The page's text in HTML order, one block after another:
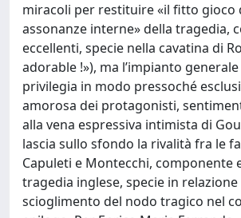
miracoli per restituire «il fitto gioco
assonanze interne» della tragedia,
eccellenti, specie nella cavatina di
adorable !»), ma l’impianto generale
privilegia in modo pressoché
amorosa dei protagonisti,
alla vena espressiva intimista di
lascia sullo sfondo la rivalità fra le
Capuleti e Montecchi, componente
tragedia inglese, specie in relazione
scioglimento del nodo tragico nel